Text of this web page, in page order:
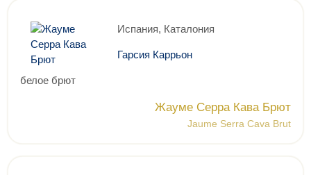
Испания, Каталония
Гарсия Каррьон
белое брют
Жауме Серра Кава Брют
Jaume Serra Cava Brut